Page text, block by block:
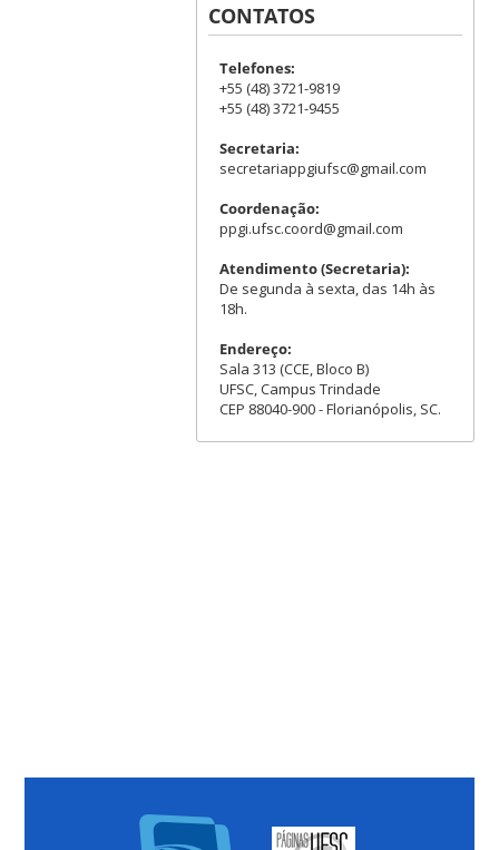
CONTATOS
Telefones:
+55 (48) 3721-9819
+55 (48) 3721-9455
Secretaria:
secretariappgiufsc@gmail.com
Coordenação:
ppgi.ufsc.coord@gmail.com
Atendimento (Secretaria):
De segunda à sexta, das 14h às
18h.
Endereço:
Sala 313 (CCE, Bloco B)
UFSC, Campus Trindade
CEP 88040-900 - Florianópolis, SC.